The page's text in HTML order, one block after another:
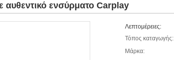
ενσύρματο Carplay
Λεπτομέρειες:
Τόπος καταγωγής:
Μάρκα: